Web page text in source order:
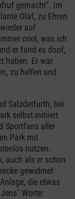
gemacht“. Im
Olaf, zu Ehren
auf
cool, was ich
er fand es doof,
haben. Er war
zu helfen und
Salzdetfurth, bei
selbst initiiert
Sportfans aller
Park mit
nutzen.
auch als er schon
gewidmet
die etwas
Worte: